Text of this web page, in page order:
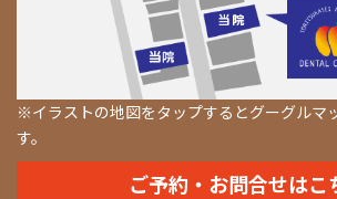
※イラストの地図をタップするとグーグルマ
す。
ご予約・お問合せはこ